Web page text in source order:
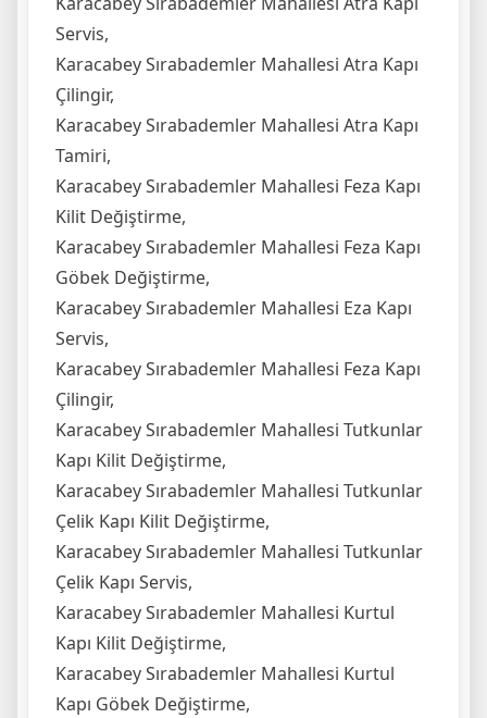
Servis,
Karacabey Sırabademler Mahallesi Atra Kapı
Çilingir,
Karacabey Sırabademler Mahallesi Atra Kapı
Tamiri,
Karacabey Sırabademler Mahallesi Feza Kapı
Kilit Değiştirme,
Karacabey Sırabademler Mahallesi Feza Kapı
Göbek Değiştirme,
Karacabey Sırabademler Mahallesi Eza Kapı
Servis,
Karacabey Sırabademler Mahallesi Feza Kapı
Çilingir,
Karacabey Sırabademler Mahallesi Tutkunlar
Kapı Kilit Değiştirme,
Karacabey Sırabademler Mahallesi Tutkunlar
Çelik Kapı Kilit Değiştirme,
Karacabey Sırabademler Mahallesi Tutkunlar
Çelik Kapı Servis,
Karacabey Sırabademler Mahallesi Kurtul
Kapı Kilit Değiştirme,
Karacabey Sırabademler Mahallesi Kurtul
Kapı Göbek Değiştirme,